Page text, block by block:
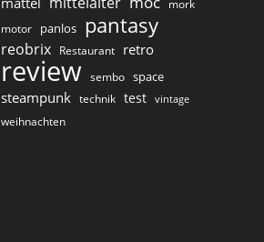
mork
motor panlos pantasy
reobrix Restaurant retro
review sembo space
steampunk technik test vintage
weihnachten